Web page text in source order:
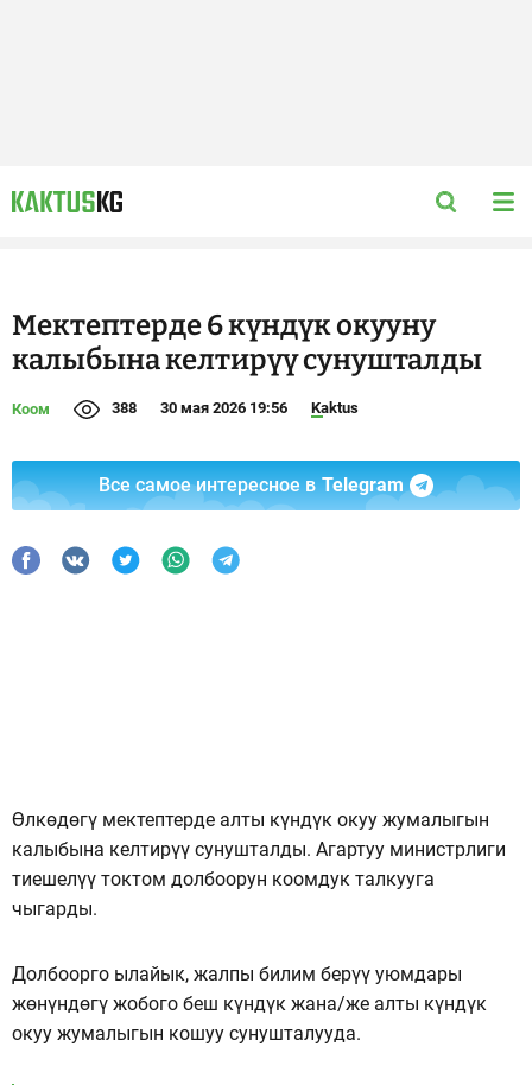
Мектептерде 6 күндүк окууну
калыбына келтирүү сунушталды
Коом 388 30 мая 2026 19:56 Kaktus
Все самое интересное в Telegram
Өлкөдөгү мектептерде алты күндүк окуу жумалыгын
калыбына келтирүү сунушталды. Агартуу министрлиги
тиешелүү токтом долбоорун коомдук талкууга
чыгарды.
Долбоорго ылайык, жалпы билим берүү уюмдары
жөнүндөгү жобого беш күндүк жана/же алты күндүк
окуу жумалыгын кошуу сунушталууда.